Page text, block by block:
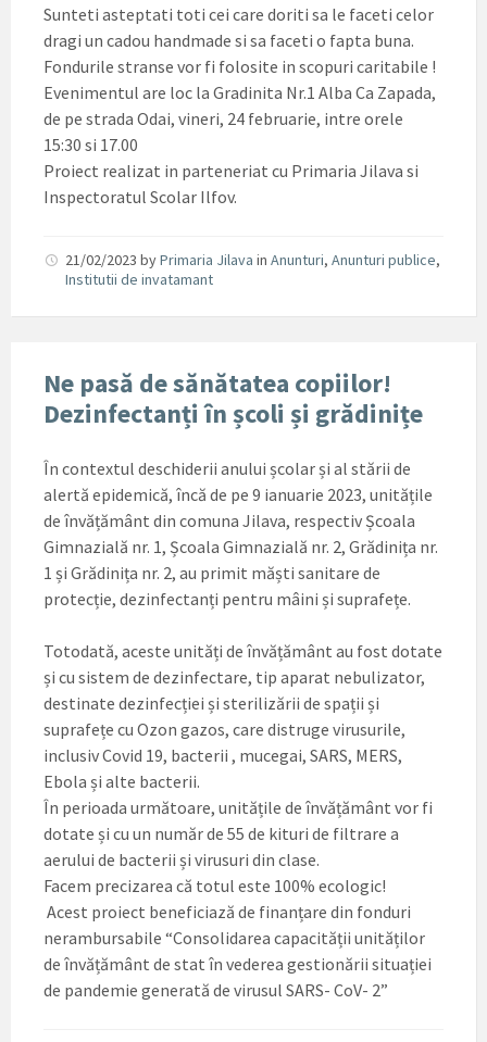
Sunteti asteptati toti cei care doriti sa le faceti celor
dragi un cadou handmade si sa faceti o fapta buna.
Fondurile stranse vor fi folosite in scopuri caritabile !
Evenimentul are loc la Gradinita Nr.1 Alba Ca Zapada,
de pe strada Odai, vineri, 24 februarie, intre orele
15:30 si 17.00
Proiect realizat in parteneriat cu Primaria Jilava si
Inspectoratul Scolar Ilfov.
21/02/2023 byPrimaria Jilava in Anunturi, Anunturi publice,
Institutii de invatamant
Ne pasă de sănătatea copiilor!
Dezinfectanți în școli și grădinițe
În contextul deschiderii anului școlar și al stării de
alertă epidemică, încă de pe 9 ianuarie 2023, unitățile
de învățământ din comuna Jilava, respectiv Școala
Gimnazială nr. 1, Școala Gimnazială nr. 2, Grădinița nr.
1 și Grădinița nr. 2, au primit măști sanitare de
protecție, dezinfectanți pentru mâini și suprafețe.
Totodată, aceste unități de învățământ au fost dotate
și cu sistem de dezinfectare, tip aparat nebulizator,
destinate dezinfecției și sterilizării de spații și
suprafețe cu Ozon gazos, care distruge virusurile,
inclusiv Covid 19, bacterii , mucegai, SARS, MERS,
Ebola și alte bacterii.
În perioada următoare, unitățile de învățământ vor fi
dotate și cu un număr de 55 de kituri de filtrare a
aerului de bacterii și virusuri din clase.
Facem precizarea că totul este 100% ecologic!
Acest proiect beneficiază de finanțare din fonduri
nerambursabile “Consolidarea capacității unităților
de învățământ de stat în vederea gestionării situației
de pandemie generată de virusul SARS- CoV- 2”